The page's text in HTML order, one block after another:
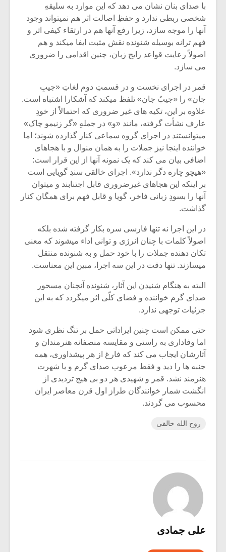
با صدای بنان نشان می دهد که این موارد به سلیقهِ
شخصی ربطی ندارد و حفظِ اصالت اثر هم نمیتواند وجود
آنها را موجه سازد، زیرا رفع آنها هم در ارتقاء کیفی اثر و
فهم ترانه بوسیله شنونده نقش مثبت ایفا میکند و هم
اصولاً رعایت قواعد رایج زبان، چنین اقدامی را ضروری
می سازد.
قمر در اجرای نخست و در قسمتِ دوم لغاتِ «جیبِ
جان» را «جیبُ جان» تلفظ میکند که آشکارا اشتباه است.
علاوه بر این، تکیه های غیر ضروری که احتمالاً از خودِ
عارف نشأت گرفته، مانند «و» در جملهِ «گر زنیمو چاک»
میتوانستند در اجرای گروه سماعی کنار گذارده شوند؛ اما
خواننده اینجا نیز جملات را به همان منوال و با هجاهای
اضافی بیان می کند که یک نمونه آنها از این قرار است:
«هیچو چاره دگر ندارد». اجرای خالقی سندِ گویایی است
بر اینکه این هجاهای غیرضروری قابل اجتنابند و میتوان
آنها را بسودِ زبانی فاخر، گویا و قابل فهم برای همگان کنار
گذاشت.
در این اجرا نه تنها فارسی سره بکار گرفته شده بلکه
اصولاً کلمات با چنان انرژی و توانی اداء میشوند که معنی
تکان دهنده جملات را با خود حمل و به شنونده منتقل
میسازند. تنها دقت در این سه اجرا، مبین این معناست.
البته به هنگام شنیدن این آثار، شنونده آنچنان مسحور
صدای گرم خواننده و فضای کلّی اثر میگردد که به این
جزئیات توجهی ندارد.
حتی ممکن است چنین ایراداتی حمل بر تنگ نظری شود
اما وفاداری به راستی و مقایسه منصفانه هنرمندان و
آثارشان ایجاب می کند که فارغ از هر پیشداوری، همه
جنبه ها را دید و فقط مرعوب صدای گرم و یا شهرت
هنرمند نشد. قمر و شهیدی هر دو بی هیچ تردیدی از
انگشت شمار خوانندگان طراز اول قرن معاصر ایران
محسوب می گردند.
روح الله خالقی
علی جمادی